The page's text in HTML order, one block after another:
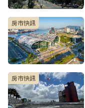
房市快訊
房市快訊